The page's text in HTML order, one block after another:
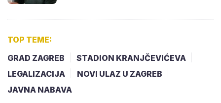
TOP TEME:
GRAD ZAGREB
STADION KRANJČEVIĆEVA
LEGALIZACIJA
NOVI ULAZ U ZAGREB
JAVNA NABAVA